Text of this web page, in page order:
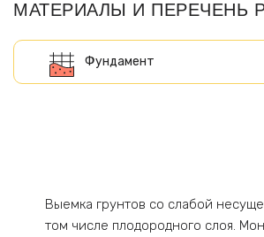
МАТЕРИАЛЫ И ПЕРЕЧЕНЬ
Выемка грунтов со слабой
том числе плодородного слоя.